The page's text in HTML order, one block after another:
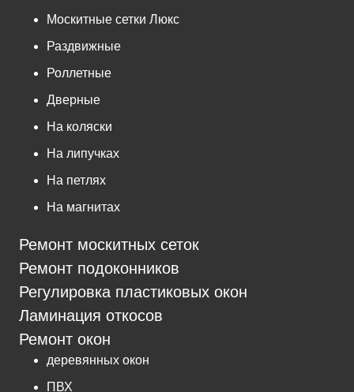
Москитные сетки Люкс
Раздвижные
Роллетные
Дверные
На коляски
На липучках
На петлях
На магнитах
Ремонт москитных сеток
Ремонт подоконников
Регулировка пластиковых окон
Ламинация откосов
Ремонт окон
деревянных окон
ПВХ